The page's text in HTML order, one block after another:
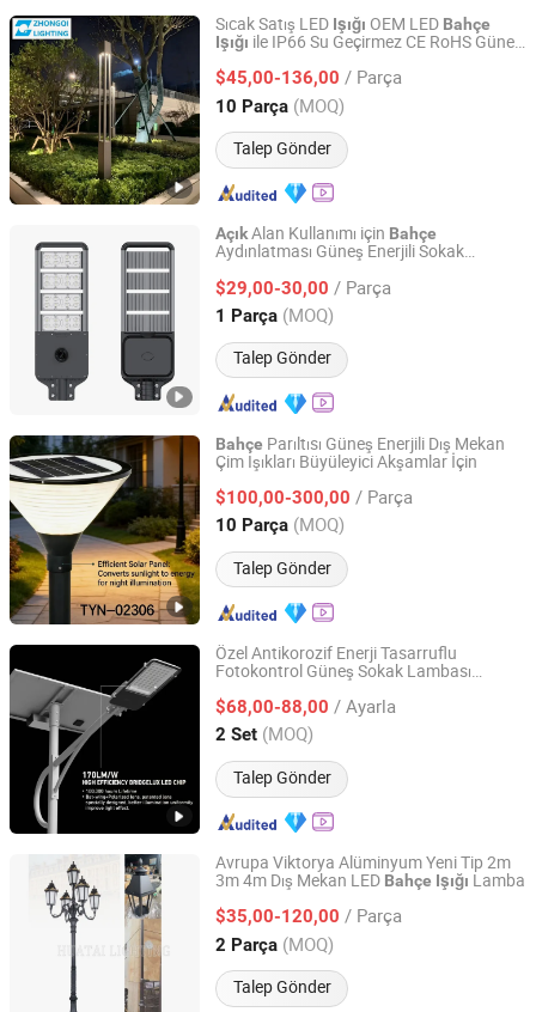
Sıcak Satış LED Işığı OEM LED Bahçe
Işığı ile IP66 Su Geçirmez CE RoHS Güneş
Bollard Post Üstü LED Çim Lambası
Peyzaj 25W 30W 50W 60W
$45,00-136,00 / Parça
10 Parça (MOQ)
Talep Gönder
HangZhou ZhongMing PhotoElectricity Co.,Ltd.
Zhejiang, China Fiyat 2024
AçıkAlan Kullanımı için Bahçe
Aydınlatması Güneş Enerjili Sokak
$29,00-30,00 / Parça
1 Parça (MOQ)
Talep Gönder
Zhongjing Rongguang New Energy Jiangsu Co., Ltd.
Jiangsu, China Fiyat 2025
Bahçe Parıltısı Güneş Enerjili Dış Mekan
Çim Işıkları Büyüleyici Akşamlar İçin
$100,00-300,00 / Parça
10 Parça (MOQ)
Talep Gönder
Xi'an Lintong District Xiangrui Hongsheng New Energy
Technology Co., Ltd.
Shaanxi, China Fiyat 2026
Özel Antikorozif Enerji Tasarruflu
Fotokontrol Güneş Sokak Lambası
$68,00-88,00 / Ayarla
2 Set (MOQ)
Talep Gönder
Yangzhou Qiangsheng Electric Co., Ltd.
Jiangsu, China Fiyat 2026
Avrupa Viktorya Alüminyum Yeni Tip 2m
3m 4m Dış Mekan LED Bahçe Işığı Lamba
$35,00-120,00 / Parça
2 Parça (MOQ)
Talep Gönder
Yangzhou Huatai Lighting Group Co., Ltd
Jiangsu, China Fiyat 2024